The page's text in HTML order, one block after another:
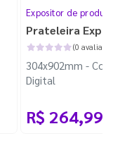
Expositor de
Prateleira
(0
304x902mm -
Digital
R$ 264,99